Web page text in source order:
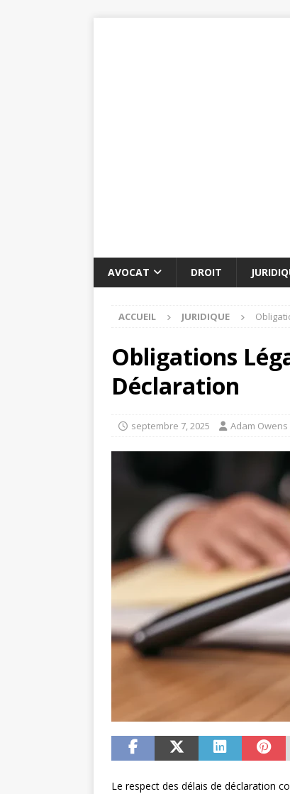
AVOCAT DROIT
ACCUEIL JURIDIQUE
Obligations
Déclaration
septembre 7, 2025 Adam Owens
Le respect des délais de déclaration